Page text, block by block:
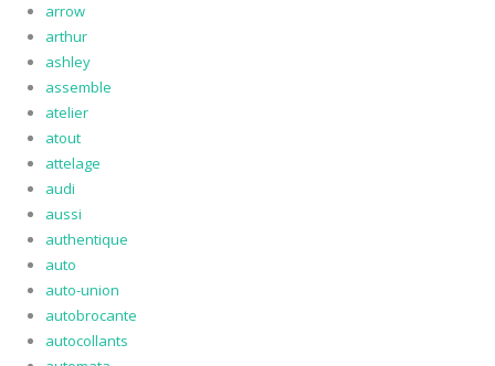
arrow
arthur
ashley
assemble
atelier
atout
attelage
audi
aussi
authentique
auto
auto-union
autobrocante
autocollants